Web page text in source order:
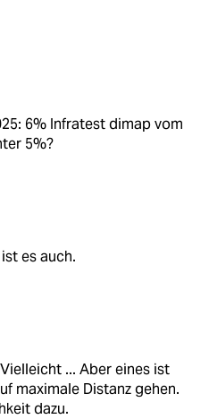
6% Infratest dimap vom
5%?
es auch.
... Aber eines ist
maximale Distanz gehen.
dazu.